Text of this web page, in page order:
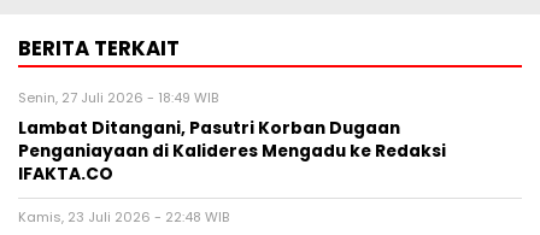
BERITA TERKAIT
Senin, 27 Juli 2026 - 18:49 WIB
Lambat Ditangani, Pasutri Korban Dugaan
Penganiayaan di Kalideres Mengadu ke Redaksi
IFAKTA.CO
Kamis, 23 Juli 2026 - 22:48 WIB